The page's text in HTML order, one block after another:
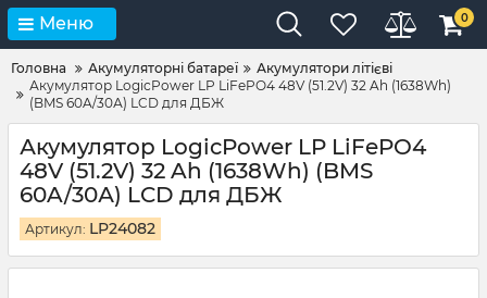
Меню 0
Головна Акумуляторні батареї
Акумулятори літієві
Акумулятор LogicPower LP LiFePO4 48V (51.2V) 32 Ah (1638Wh)
(BMS 60A/30А) LCD для ДБЖ
Акумулятор LogicPower LP LiFePO4
48V (51.2V) 32 Ah (1638Wh) (BMS
60A/30А) LCD для ДБЖ
Артикул: LP24082